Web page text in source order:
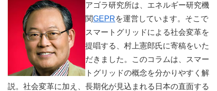
アゴラ研究所は、エネルギー研究機
関GEPRを運営しています。そこで
スマートグリッドによる社会変革を
提唱する、村上憲郎氏に寄稿をいた
だきました。このコラムは、スマー
トグリッドの概念を分かりやすく解
説。社会変革に加え、長期化が見込まれる日本の直面する